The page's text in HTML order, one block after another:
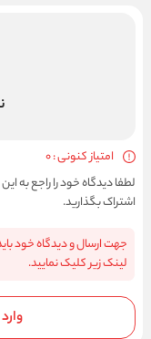
امتیاز کنونی : 0
لطفا دیدگاه خود را راجع به
اشتراک بگذارید.
جهت ارسال و دیدگاه خود
لینک زیر کلیک نمایید.